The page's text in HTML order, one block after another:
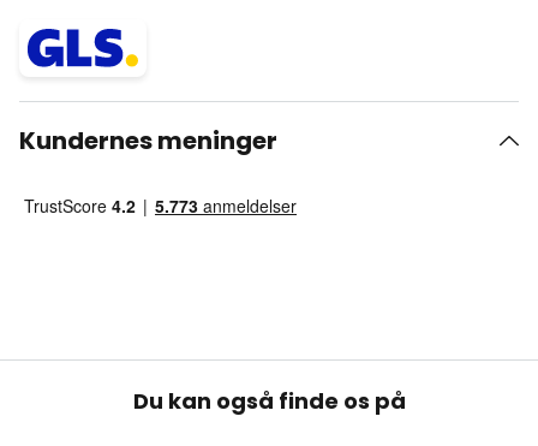
Kundernes meninger
Du kan også finde os på